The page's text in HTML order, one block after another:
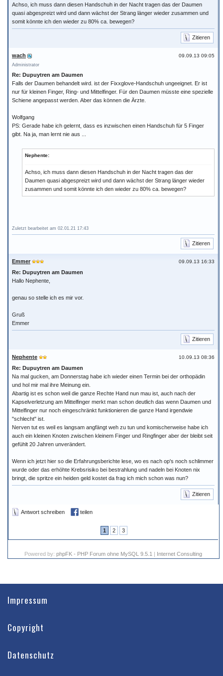
Achso, ich muss dann diesen Handschuh in der Nacht tragen das der Daumen
quasi abgespreizt wird und dann wächst der Strang länger wieder zusammen und
somit könnte ich den wieder zu 80% ca. bewegen?
Zitieren
09.09.13 09:05
wach
Administrator
Re: Dupuytren am Daumen
Falls der Daumen behandelt wird. ist der Fixxglove-Handschuh ungeeignet. Er ist
nur für kleinen Finger, Ring- und Mittelfinger. Für den Daumen müsste eine spezielle
Schiene angepasst werden. Aber das können die Ärzte.
Wolfgang
PS: Gerade habe ich gelernt, dass es inzwischen einen Handschuh für 5 Finger
gibt. Na ja, man lernt nie aus ...
Nephente:
Achso, ich muss dann diesen Handschuh in der Nacht tragen das der
Daumen quasi abgespreizt wird und dann wächst der Strang länger wieder
zusammen und somit könnte ich den wieder zu 80% ca. bewegen?
Zuletzt bearbeitet am 02.01.21 17:43
Zitieren
09.09.13 16:33
Emmer
Re: Dupuytren am Daumen
Hallo Nephente,
genau so stelle ich es mir vor.
Gruß
Emmer
Zitieren
10.09.13 08:36
Nephente
Re: Dupuytren am Daumen
Na mal gucken, am Donnerstag habe ich wieder einen Termin bei der orthopädin
und hol mir mal ihre Meinung ein.
Abartig ist es schon weil die ganze Rechte Hand nun mau ist, auch nach der
Kapselverletzung am Mittelfinger merkt man schon deutlich das wenn Daumen und
Mittelfinger nur noch eingeschränkt funktionieren die ganze Hand irgendwie
"schlecht" ist.
Nerven tut es weil es langsam angfängt weh zu tun und komischerweise habe ich
auch ein kleinen Knoten zwischen kleinem Finger und Ringfinger aber der bleibt seit
gefühlt 20 Jahren unverändert.
Wenn ich jetzt hier so die Erfahrungsberichte lese, wo es nach op's noch schlimmer
wurde oder das erhöhte Krebsrisiko bei bestrahlung und nadeln bei Knoten nix
bringt, die spritze ein heiden geld kostet da frag ich mich schon was nun?
Zitieren
Antwort schreiben teilen
1 2 3
Powered by:phpFK - PHP Forum ohne MySQL 9.5.1 | Internet Consulting
Impressum
Copyright
Datenschutz